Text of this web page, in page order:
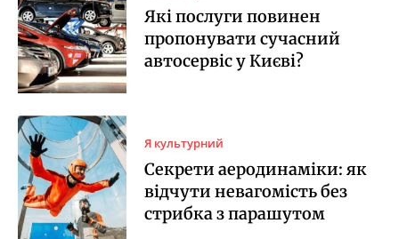
Які послуги повинен
пропонувати сучасний
автосервіс у Києві?
Я культурний
Секрети аеродинаміки: як
відчути невагомість без
стрибка з парашутом